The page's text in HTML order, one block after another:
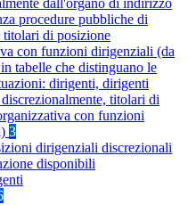
dall'organo di indirizzo
procedure pubbliche di
titolari di posizione
con funzioni dirigenziali (da
tabelle che distinguano le
dirigenti, dirigenti
titolari di
con funzioni
3
dirigenziali discrezionali
disponibili